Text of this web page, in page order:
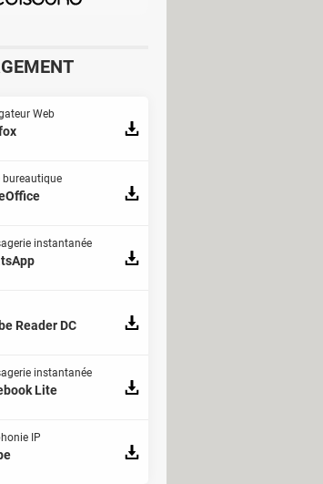
en regroupant
Web
bureautique
instantanée
Reader DC
instantanée
Lite
IP